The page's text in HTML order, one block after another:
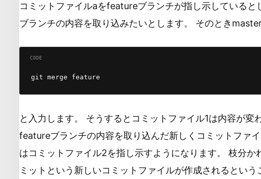
コミットファイルaをfeatureブランチが指し示している
ブランチの内容を取り込みたいとします。 そのとき
と入力します。 そうするとコミットファイル1は内容が変
featureブランチの内容を取り込んだ新しくコミットファ
はコミットファイル2を指し示すようになります。 枝分か
ミットという新しいコミットファイルが作成されるとい